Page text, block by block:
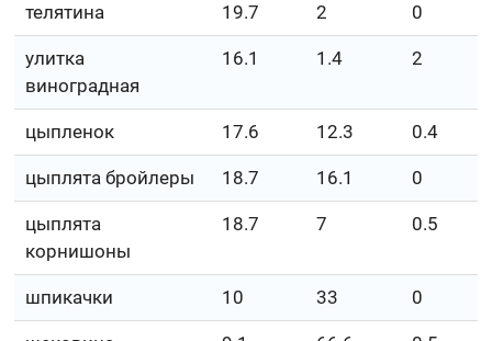
телятина 19.7 2 0
улитка
виноградная
16.1 1.4 2
цыпленок 17.6 12.3 0.4
цыплята бройлеры 18.7 16.1 0
цыплята
корнишоны
18.7 7 0.5
шпикачки 10 33 0